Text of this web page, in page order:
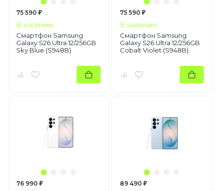
75 590 ₽
В наличии
Смартфон Samsung
Galaxy S26 Ultra 12/256GB
Sky Blue (S948B)
75 590 ₽
В наличии
Смартфон Samsung
Galaxy S26 Ultra 12/256GB
Cobalt Violet (S948B)
76 990 ₽ 89 490 ₽